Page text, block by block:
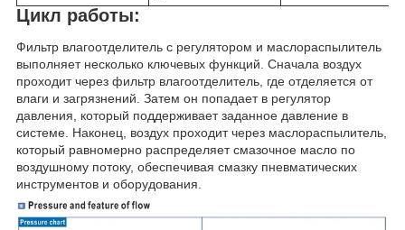
Цикл работы:
Фильтр влагоотделитель с регулятором и маслораспылитель
выполняет несколько ключевых функций. Сначала воздух
проходит через фильтр влагоотделитель, где отделяется от
влаги и загрязнений. Затем он попадает в регулятор
давления, который поддерживает заданное давление в
системе. Наконец, воздух проходит через маслораспылитель,
который равномерно распределяет смазочное масло по
воздушному потоку, обеспечивая смазку пневматических
инструментов и оборудования.